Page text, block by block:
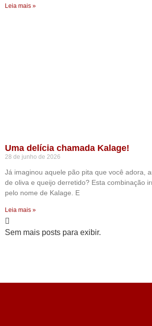
Leia mais »
Uma delícia chamada Kalage!
28 de junho de 2026
Já imaginou aquele pão pita que você adora,
de oliva e queijo derretido? Esta combinação
pelo nome de Kalage. E
Leia mais »
Sem mais posts para exibir.